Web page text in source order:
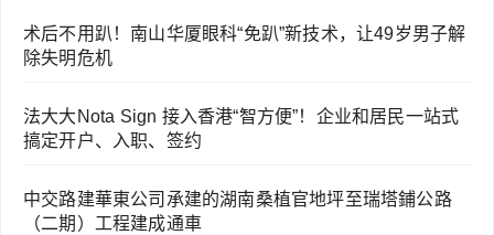
术后不用趴！南山华厦眼科“免趴”新技术，让49岁男子解
除失明危机
法大大Nota Sign 接入香港“智方便”！企业和居民一站式
搞定开户、入职、签约
中交路建華東公司承建的湖南桑植官地坪至瑞塔鋪公路
（二期）工程建成通車